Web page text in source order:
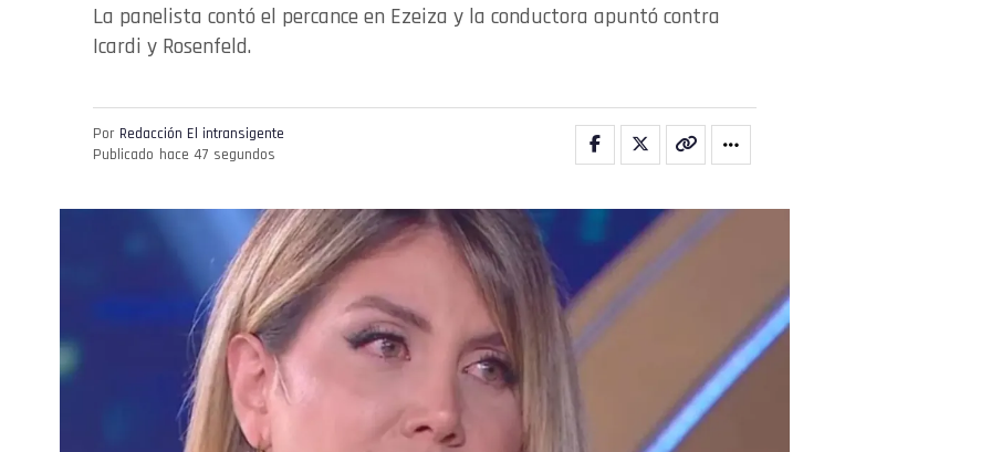
La panelista contó el percance en Ezeiza y la conductora apuntó contra
Icardi y Rosenfeld.
Por Redacción El intransigente
Publicado hace 47 segundos